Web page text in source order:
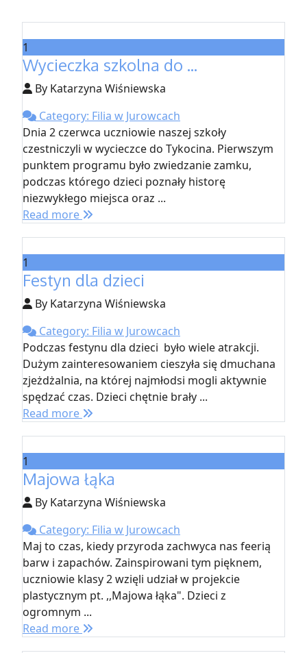
1
Wycieczka szkolna do ...
By Katarzyna Wiśniewska
Category: Filia w Jurowcach
Dnia 2 czerwca uczniowie naszej szkoły
czestniczyli w wycieczce do Tykocina. Pierwszym
punktem programu było zwiedzanie zamku,
podczas którego dzieci poznały historę
niezwykłego miejsca oraz ...
Read more
1
Festyn dla dzieci
By Katarzyna Wiśniewska
Category: Filia w Jurowcach
Podczas festynu dla dzieci było wiele atrakcji.
Dużym zainteresowaniem cieszyła się dmuchana
zjeżdżalnia, na której najmłodsi mogli aktywnie
spędzać czas. Dzieci chętnie brały ...
Read more
1
Majowa łąka
By Katarzyna Wiśniewska
Category: Filia w Jurowcach
Maj to czas, kiedy przyroda zachwyca nas feerią
barw i zapachów. Zainspirowani tym pięknem,
uczniowie klasy 2 wzięli udział w projekcie
plastycznym pt. ,,Majowa łąka". Dzieci z
ogromnym ...
Read more